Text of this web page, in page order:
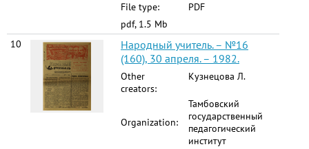
File type:
PDF
pdf, 1.5 Mb
10
Народный учитель. – №16
(160), 30 апреля. – 1982.
Other
creators:
Кузнецова Л.
Organization:
Тамбовский
государственный
педагогический
институт